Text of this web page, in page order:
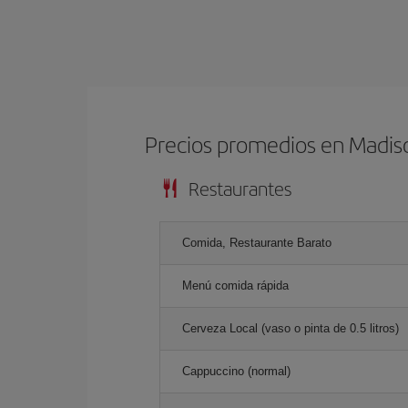
Precios promedios en
Restaurantes
Comida, Restaurante Barato
Menú comida rápida
Cerveza Local (vaso o pinta de 0.5 litros)
Cappuccino (normal)